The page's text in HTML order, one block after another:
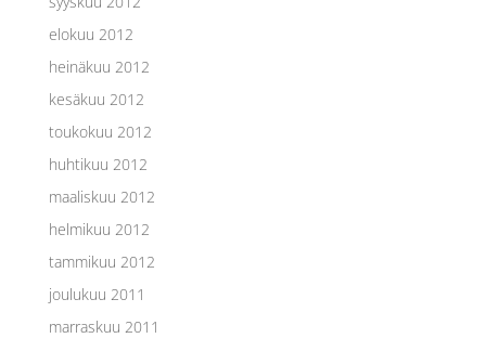
elokuu 2012
heinäkuu 2012
kesäkuu 2012
toukokuu 2012
huhtikuu 2012
maaliskuu 2012
helmikuu 2012
tammikuu 2012
joulukuu 2011
marraskuu 2011